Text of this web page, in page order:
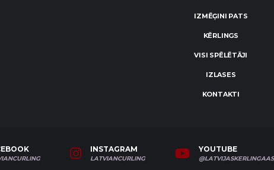
IZMĒĢINI PATS
KĒRLINGS
VISI SPĒLĒTĀJI
IZLASES
KONTAKTI
INSTAGRAM
LATVIANCURLING
YOUTUBE